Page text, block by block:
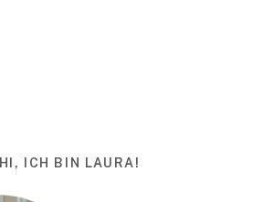
HI, ICH BIN LAURA!